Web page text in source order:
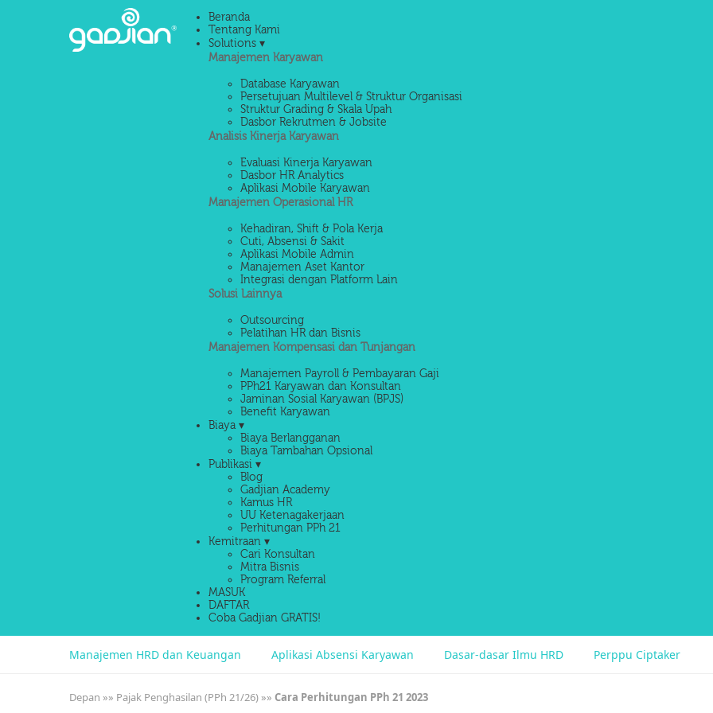
Beranda
Tentang Kami
Solutions ▾
Manajemen Karyawan
Database Karyawan
Persetujuan Multilevel & Struktur Organisasi
Struktur Grading & Skala Upah
Dasbor Rekrutmen & Jobsite
Analisis Kinerja Karyawan
Evaluasi Kinerja Karyawan
Dasbor HR Analytics
Aplikasi Mobile Karyawan
Manajemen Operasional HR
Kehadiran, Shift & Pola Kerja
Cuti, Absensi & Sakit
Aplikasi Mobile Admin
Manajemen Aset Kantor
Integrasi dengan Platform Lain
Solusi Lainnya
Outsourcing
Pelatihan HR dan Bisnis
Manajemen Kompensasi dan Tunjangan
Manajemen Payroll & Pembayaran Gaji
PPh21 Karyawan dan Konsultan
Jaminan Sosial Karyawan (BPJS)
Benefit Karyawan
Biaya ▾
Biaya Berlangganan
Biaya Tambahan Opsional
Publikasi ▾
Blog
Gadjian Academy
Kamus HR
UU Ketenagakerjaan
Perhitungan PPh 21
Kemitraan ▾
Cari Konsultan
Mitra Bisnis
Program Referral
MASUK
DAFTAR
Coba Gadjian GRATIS!
Manajemen HRD dan Keuangan Aplikasi Absensi Karyawan Dasar-dasar Ilmu HRD Perppu Ciptaker
Depan »» Pajak Penghasilan (PPh 21/26) »» Cara Perhitungan PPh 21 2023